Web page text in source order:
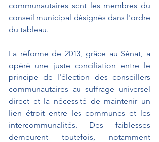
communautaires sont les membres du
conseil municipal désignés dans l'ordre
du tableau.
La réforme de 2013, grâce au Sénat, a
opéré une juste conciliation entre le
principe de l'élection des conseillers
communautaires au suffrage universel
direct et la nécessité de maintenir un
lien étroit entre les communes et les
intercommunalités. Des faiblesses
demeurent toutefois, notamment